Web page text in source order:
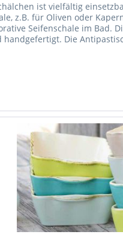
ist vielfältig
z.B. für Oliven oder
Seifenschale im Bad.
handgefertigt. Die